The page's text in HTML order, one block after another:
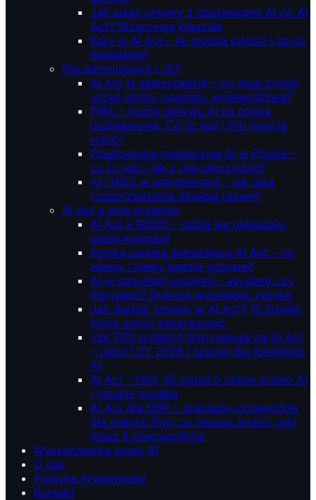
Jak pisać umowy z dostawcami AI po AI
Act? Wzorcowe klauzule
Kary w AI Act – ile można stracić i za co
dokładnie?
Dla administracji i JST
AI Act w samorządzie – co musi zrobić
urząd gminy, powiatu, województwa?
FRIA – ocena wpływu AI na prawa
podstawowe. Co to jest i kto musi ją
robić?
Piaskownica regulacyjna AI w Polsce –
co to jest i jak z niej skorzystać?
AI i NIS2 w administracji – jak dwa
rozporządzenia działają razem?
AI Act a inne przepisy
AI Act a RODO – gdzie się nakładają,
gdzie kolidują?
Polska ustawa wdrażająca AI Act – co
wiemy i kiedy będzie gotowa?
AI w kancelarii prawnej – asystent czy
decydent? Granica wysokiego ryzyka
Jak śledzić zmiany w AI Act? 10 źródeł,
które warto obserwować
Jak 70% polskich firm reaguje na AI Act
– raport EY 2026 i szanse dla lokalnego
AI
AI Act – FAQ: 40 pytań o unijne prawo AI
i lokalne modele
AI Act dla MŚP – specjalny przewodnik
dla małych firm: co musisz zrobić, gdy
masz 5 pracowników
Wyszukiwarka pojęć AI
O nas
Polityka Prywatności
Kontakt